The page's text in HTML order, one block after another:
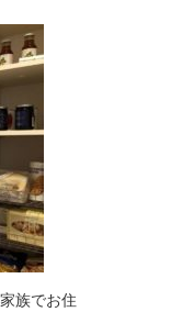
族でお住